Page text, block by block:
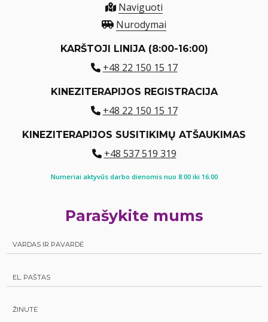
Naviguoti
Nurodymai
KARŠTOJI LINIJA (8:00-16:00)
+48 22 150 15 17
KINEZITERAPIJOS REGISTRACIJA
+48 22 150 15 17
KINEZITERAPIJOS SUSITIKIMŲ ATŠAUKIMAS
+48 537 519 319
Numeriai aktyvūs darbo dienomis nuo 8:00 iki 16:00
Parašykite mums